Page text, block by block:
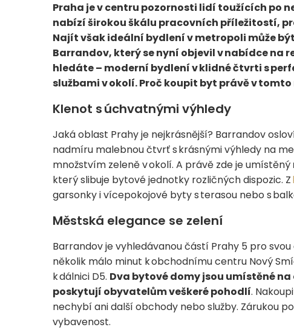
Praha je v centru pozornosti lidí toužících po
nabízí širokou škálu pracovních příležitostí,
Najít však ideální bydlení v metropoli může
Barrandov, který se nyní objevil v nabídce na
hledáte – moderní bydlení v klidné čtvrti s
službami v okolí. Proč koupit byt právě v
Klenot s úchvatnými výhledy
Jaká oblast Prahy je nejkrásnější? Barrandov
nadmíru malebnou čtvrť s krásnými výhledy na
množstvím zeleně v okolí. A právě zde je umístěný
který slibuje bytové jednotky rozličných dispozic. Z
garsonky i vícepokojové byty s terasou nebo s
Městská elegance se zelení
Barrandov je vyhledávanou částí Prahy 5 pro
několik málo minut k obchodnímu centru Nový
k dálnici D5. Dva bytové domy jsou umístěné
poskytují obyvatelům veškeré pohodlí.
nechybí ani další obchody nebo služby. Zárukou
vybavenost.